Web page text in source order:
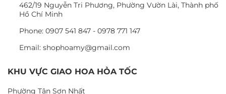
462/19 Nguyễn Tri Phương, Phường Vườn Lài, Thành phố
Hồ Chí Minh
Phone: 0907 541 847 - 0978 771 147
Email: shophoamy@gmail.com
KHU VỰC GIAO HOA HỎA TỐC
Phường Tân Sơn Nhất